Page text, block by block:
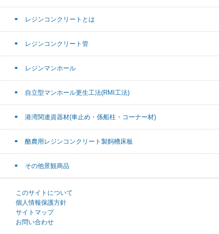
レジンコンクリートとは
レジンコンクリート管
レジンマンホール
自立型マンホール更生工法(RMI工法)
港湾関連資器材(車止め・係船柱・コーナー材)
酪農用レジンコンクリート製飼槽床板
その他景観商品
このサイトについて
個人情報保護方針
サイトマップ
お問い合わせ